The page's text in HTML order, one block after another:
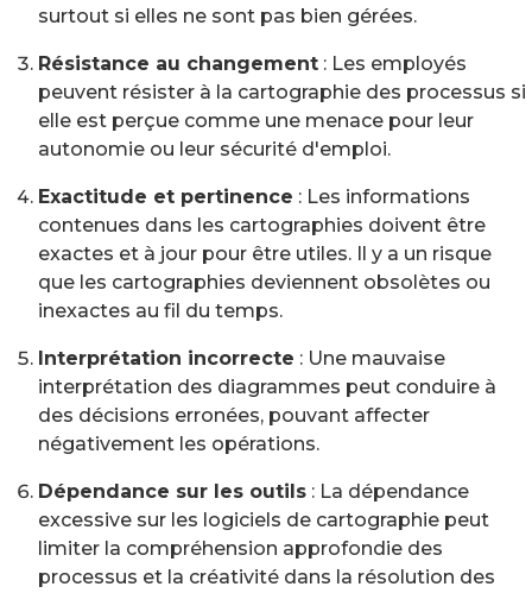
surtout si elles ne sont pas bien gérées.
Résistance au changement : Les employés
peuvent résister à la cartographie des processus si
elle est perçue comme une menace pour leur
autonomie ou leur sécurité d'emploi.
Exactitude et pertinence : Les informations
contenues dans les cartographies doivent être
exactes et à jour pour être utiles. Il y a un risque
que les cartographies deviennent obsolètes ou
inexactes au fil du temps.
Interprétation incorrecte : Une mauvaise
interprétation des diagrammes peut conduire à
des décisions erronées, pouvant affecter
négativement les opérations.
Dépendance sur les outils : La dépendance
excessive sur les logiciels de cartographie peut
limiter la compréhension approfondie des
processus et la créativité dans la résolution des